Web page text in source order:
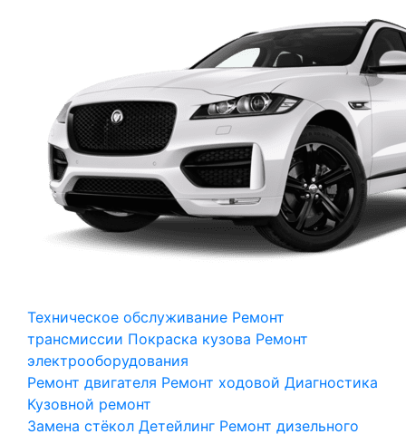
Техническое обслуживание Ремонт
трансмиссии Покраска кузова Ремонт
электрооборудования
Ремонт двигателя Ремонт ходовой Диагностика
Кузовной ремонт
Замена стёкол Детейлинг Ремонт дизельного